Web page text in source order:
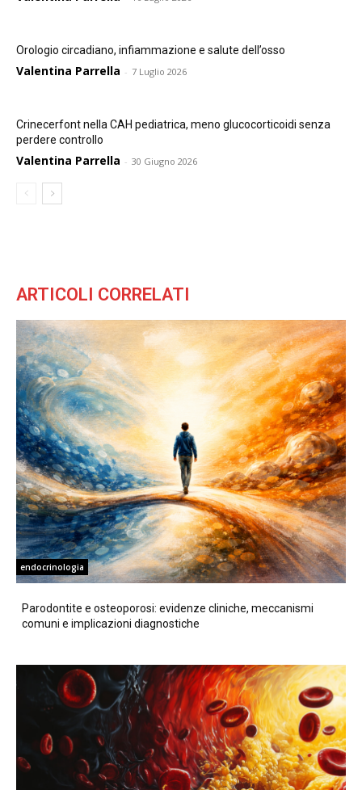
Orologio circadiano, infiammazione e salute dell’osso
Valentina Parrella - 7 Luglio 2026
Crinecerfont nella CAH pediatrica, meno glucocorticoidi senza
perdere controllo
Valentina Parrella - 30 Giugno 2026
ARTICOLI CORRELATI
endocrinologia
Parodontite e osteoporosi: evidenze cliniche, meccanismi
comuni e implicazioni diagnostiche